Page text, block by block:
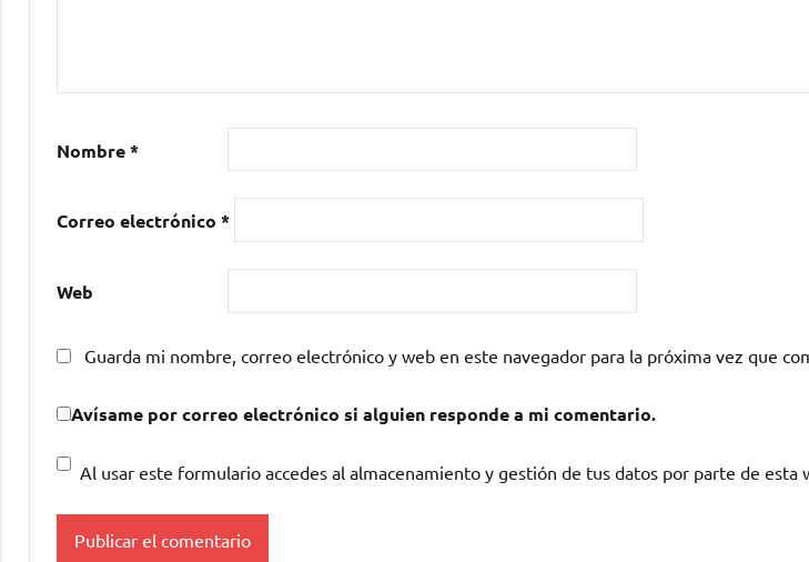
Nombre*
Correo electrónico *
Web
Guarda mi nombre, correo electrónico y web en este navegador para la próxima vez que
Avísame por correo electrónico si alguien responde a mi comentario.
Al usar este formulario accedes al almacenamiento y gestión de tus datos por parte de esta